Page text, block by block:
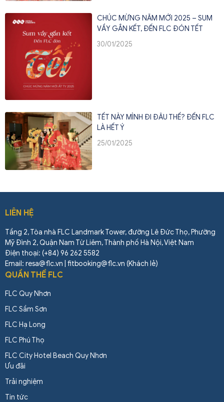
CHÚC MỪNG NĂM MỚI 2025 – SUM
VẦY GẮN KẾT, ĐẾN FLC ĐÓN TẾT
30/01/2025
TẾT NÀY MÌNH ĐI ĐÂU THẾ? ĐẾN FLC
LÀ HẾT Ý
25/01/2025
LIÊN HỆ
Tầng 2, Tòa nhà FLC Landmark Tower, đường Lê Đức Thọ, Phường
Mỹ Đình 2, Quận Nam Từ Liêm, Thành phố Hà Nội, Việt Nam
Điện thoại: (+84) 96 262 5582
Email: resa@flc.vn | fitbooking@flc.vn (Khách lẻ)
QUẦN THỂ FLC
FLC Quy Nhơn
FLC Sầm Sơn
FLC Hạ Long
FLC Phú Thọ
FLC City Hotel Beach Quy Nhơn
Ưu đãi
Trải nghiệm
Tin tức